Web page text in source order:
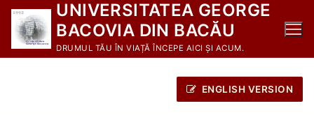
Sari
conținut
UNIVERSITATEA GEORGE
BACOVIA DIN BACĂU
DRUMUL TĂU ÎN VIAȚĂ ÎNCEPE AICI ȘI ACUM.
ENGLISH VERSION